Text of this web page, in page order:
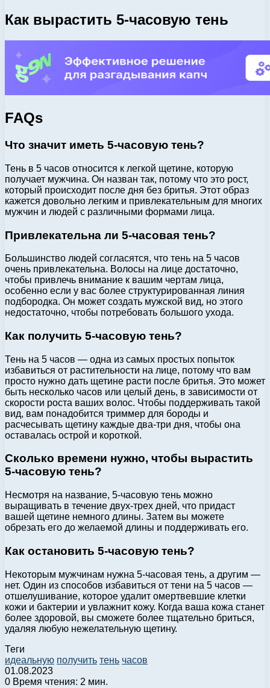
Как вырастить 5-часовую тень
FAQs
Что значит иметь 5-часовую тень?
Тень в 5 часов относится к легкой щетине, которую
получает мужчина. Он назван так, потому что это рост,
который происходит после дня без бритья. Этот образ
кажется довольно легким и привлекательным для многих
мужчин и людей с различными формами лица.
Привлекательна ли 5-часовая тень?
Большинство людей согласятся, что тень на 5 часов
очень привлекательна. Волосы на лице достаточно,
чтобы привлечь внимание к вашим чертам лица,
особенно если у вас более структурированная линия
подбородка. Он может создать мужской вид, но этого
недостаточно, чтобы потребовать большого ухода.
Как получить 5-часовую тень?
Тень на 5 часов — одна из самых простых попыток
избавиться от растительности на лице, потому что вам
просто нужно дать щетине расти после бритья. Это может
быть несколько часов или целый день, в зависимости от
скорости роста ваших волос. Чтобы поддерживать такой
вид, вам понадобится триммер для бороды и
расчесывать щетину каждые два-три дня, чтобы она
оставалась острой и короткой.
Сколько времени нужно, чтобы вырастить
5-часовую тень?
Несмотря на название, 5-часовую тень можно
выращивать в течение двух-трех дней, что придаст
вашей щетине немного длины. Затем вы можете
обрезать его до желаемой длины и поддерживать его.
Как остановить 5-часовую тень?
Некоторым мужчинам нужна 5-часовая тень, а другим —
нет. Один из способов избавиться от тени на 5 часов —
отшелушивание, которое удалит омертвевшие клетки
кожи и бактерии и увлажнит кожу. Когда ваша кожа станет
более здоровой, вы сможете более тщательно бриться,
удаляя любую нежелательную щетину.
Теги
идеальную получить тень часов
01.08.2023
0 Время чтения: 2 мин.